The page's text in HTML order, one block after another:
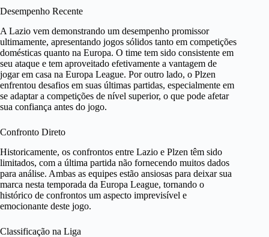
Desempenho Recente
A Lazio vem demonstrando um desempenho promissor
ultimamente, apresentando jogos sólidos tanto em competições
domésticas quanto na Europa. O time tem sido consistente em
seu ataque e tem aproveitado efetivamente a vantagem de
jogar em casa na Europa League. Por outro lado, o Plzen
enfrentou desafios em suas últimas partidas, especialmente em
se adaptar a competições de nível superior, o que pode afetar
sua confiança antes do jogo.
Confronto Direto
Historicamente, os confrontos entre Lazio e Plzen têm sido
limitados, com a última partida não fornecendo muitos dados
para análise. Ambas as equipes estão ansiosas para deixar sua
marca nesta temporada da Europa League, tornando o
histórico de confrontos um aspecto imprevisível e
emocionante deste jogo.
Classificação na Liga